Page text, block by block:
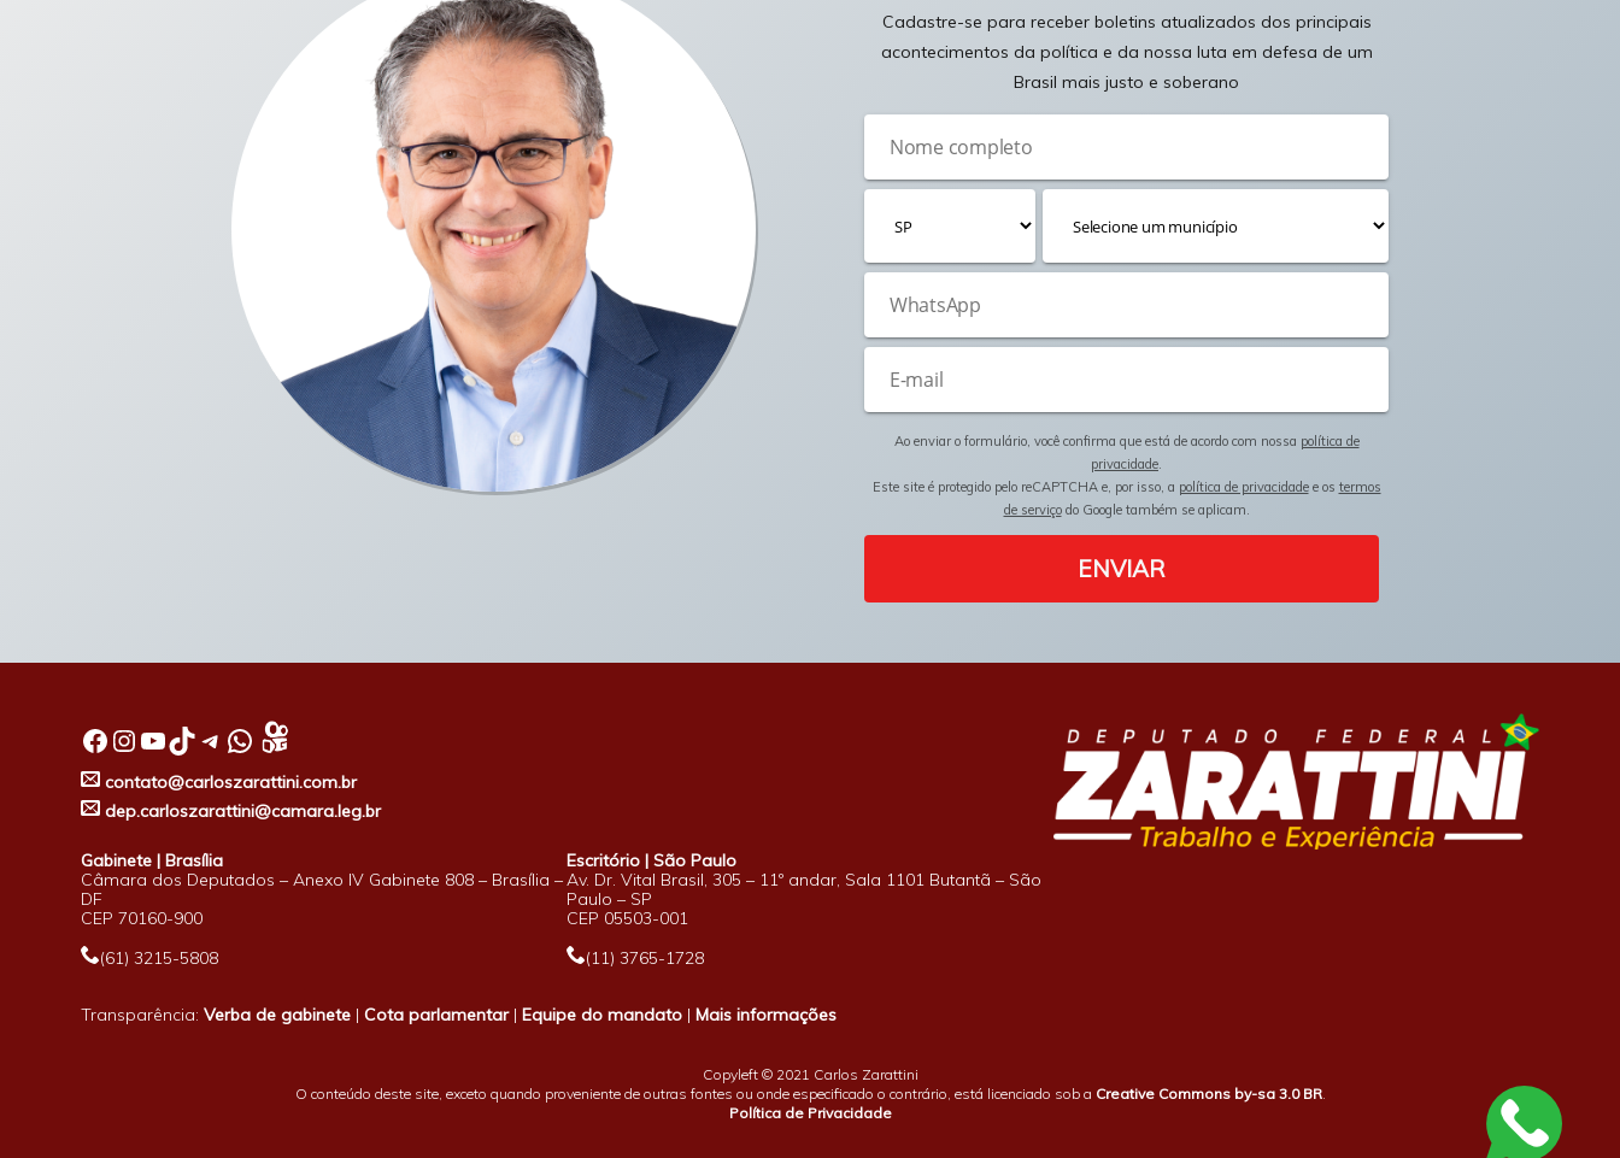
Cadastre-se para receber boletins atualizados dos principais
acontecimentos da política e da nossa luta em defesa de um
Brasil mais justo e soberano
Ao enviar o formulário, você confirma que está de acordo com nossa política de
privacidade.
Este site é protegido pelo reCAPTCHA e, por isso, a política de privacidadee os termos
de serviçodo Google também se aplicam.
ENVIAR
Facebook InstagramYoutube TikTok Telegram WhatsApp
contato@carloszarattini.com.br
dep.carloszarattini@camara.leg.br
Gabinete | Brasília
Câmara dos Deputados – Anexo IV Gabinete 808 – Brasília –
DF
CEP 70160-900
(61) 3215-5808
Escritório | São Paulo
Av. Dr. Vital Brasil, 305 – 11º andar, Sala 1101 Butantã – São
Paulo – SP
CEP 05503-001
(11) 3765-1728
Transparência:Verba de gabinete |Cota parlamentar|Equipe do mandato |Mais informações
Copyleft © 2021 Carlos Zarattini
O conteúdo deste site, exceto quando proveniente de outras fontes ou onde especificado o contrário, está licenciado sob a Creative Commons by-sa 3.0 BR.
Política de Privacidade